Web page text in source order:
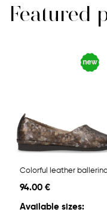
Featured
Colorful leather
94.00 €
Available sizes: